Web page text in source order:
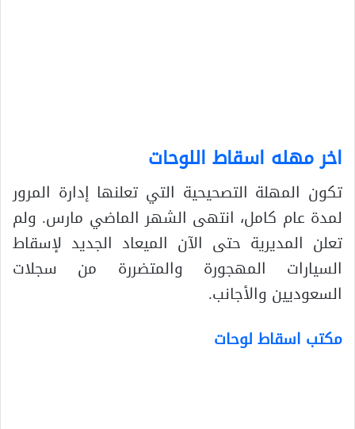
اخر مهله اسقاط اللوحات
تكون المهلة التصحيحية التي تعلنها إدارة المرور
لمدة عام كامل، انتهى الشهر الماضي مارس. ولم
تعلن المديرية حتى الآن الميعاد الجديد لإسقاط
السيارات المهجورة والمتضررة من سجلات
السعوديين والأجانب.
مكتب اسقاط لوحات